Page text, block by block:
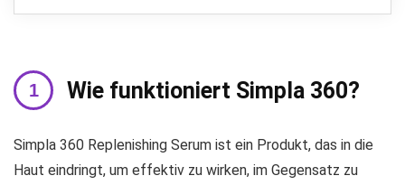
Wie funktioniert Simpla 360?
Simpla 360 Replenishing Serum ist ein Produkt, das in die
Haut eindringt, um effektiv zu wirken, im Gegensatz zu